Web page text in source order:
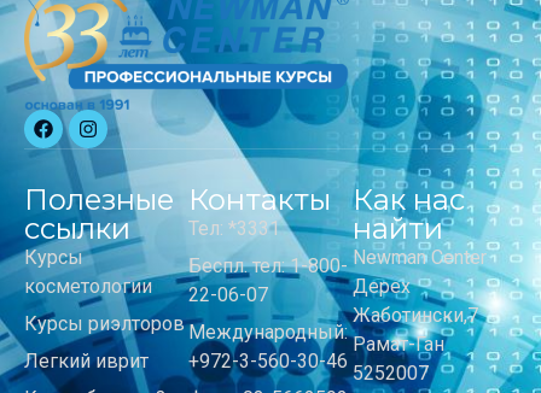
Полезные
ссылки
Курсы
косметологии
Курсы риэлторов
Легкий иврит
Контакты
Тел: *3331
Беспл. тел: 1-800-
22-06-07
Международный:
+972-3-560-30-46
Как нас
найти
Newman Center
Дерех
Жаботински,7
Рамат-Ган
5252007